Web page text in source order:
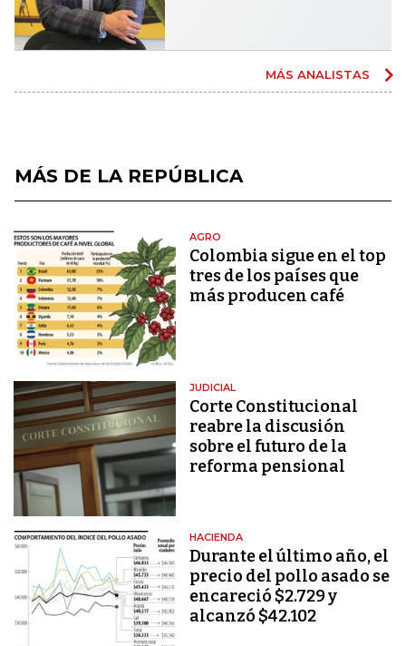
MÁS ANALISTAS
MÁS DE LA REPÚBLICA
AGRO
Colombia sigue en el top
tres de los países que
más producen café
JUDICIAL
Corte Constitucional
reabre la discusión
sobre el futuro de la
reforma pensional
HACIENDA
Durante el último año, el
precio del pollo asado se
encareció $2.729 y
alcanzó $42.102